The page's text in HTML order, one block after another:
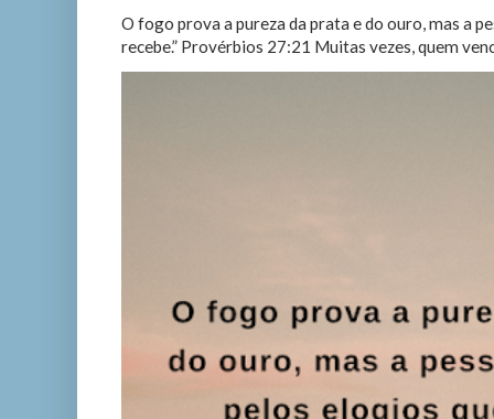
O fogo prova a pureza da prata e do ouro, mas a
recebe.” Provérbios 27:21 Muitas vezes, quem